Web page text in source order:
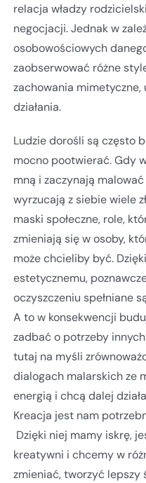
relacja władzy
negocjacji. Jednak w
osobowościowych
zaobserwować różne
zachowania
działania.
Ludzie dorośli są często
mocno pootwierać. Gdy
mną i zaczynają
wyrzucają z siebie wiele
maski społeczne, role,
zmieniają się w osoby,
może chcieliby być.
estetycznemu,
oczyszczeniu spełniane
A to w konsekwencji
zadbać o potrzeby
tutaj na myśli
dialogach malarskich ze
energią i chcą dalej
Kreacja jest nam
Dzięki niej mamy iskrę,
kreatywni i chcemy w
zmieniać, tworzyć lepszy